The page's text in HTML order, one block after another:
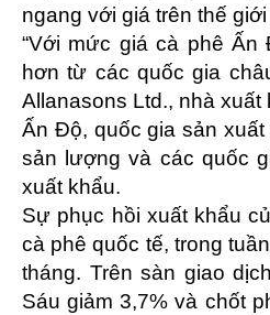
ngang với giá trên thế
“Với mức giá cà phê
hơn từ các quốc gia
Allanasons Ltd., nhà
Ấn Độ, quốc gia sản
sản lượng và các quốc
xuất khẩu.
Sự phục hồi xuất khẩu
cà phê quốc tế, trong
tháng. Trên sàn giao
Sáu giảm 3,7% và chốt